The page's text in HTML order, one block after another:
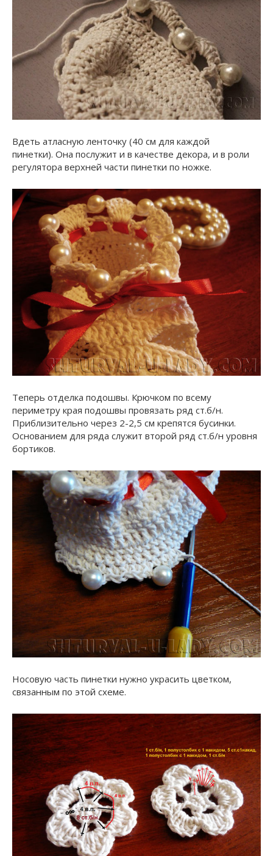
Вдеть атласную ленточку (40 см для каждой
пинетки). Она послужит и в качестве декора, и в роли
регулятора верхней части пинетки по ножке.
Теперь отделка подошвы. Крючком по всему
периметру края подошвы провязать ряд ст.б/н.
Приблизительно через 2-2,5 см крепятся бусинки.
Основанием для ряда служит второй ряд ст.б/н уровня
бортиков.
Носовую часть пинетки нужно украсить цветком,
связанным по этой схеме.